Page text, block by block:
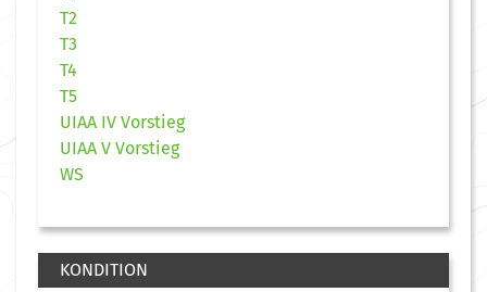
T2
T3
T4
T5
UIAA IV Vorstieg
UIAA V Vorstieg
WS
KONDITION